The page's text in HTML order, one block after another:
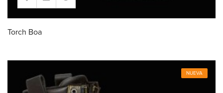
Torch Boa
NUEVA